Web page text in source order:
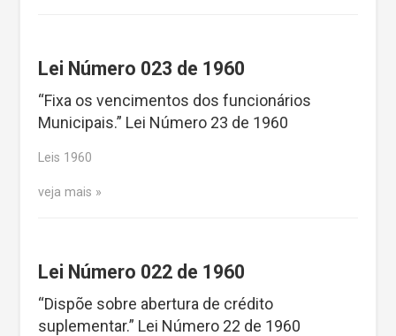
Lei Número 023 de 1960
“Fixa os vencimentos dos funcionários
Municipais.” Lei Número 23 de 1960
Leis 1960
veja mais
Lei Número 022 de 1960
“Dispõe sobre abertura de crédito
suplementar.” Lei Número 22 de 1960